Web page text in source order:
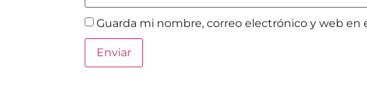
Guarda mi nombre, correo electrónico y web